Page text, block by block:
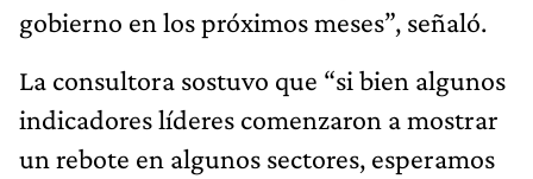
gobierno en los próximos meses”, señaló.
La consultora sostuvo que “si bien algunos
indicadores líderes comenzaron a mostrar
un rebote en algunos sectores, esperamos